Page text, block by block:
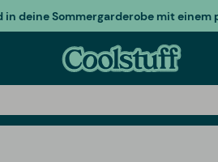
in deine Sommergarderobe mit einem